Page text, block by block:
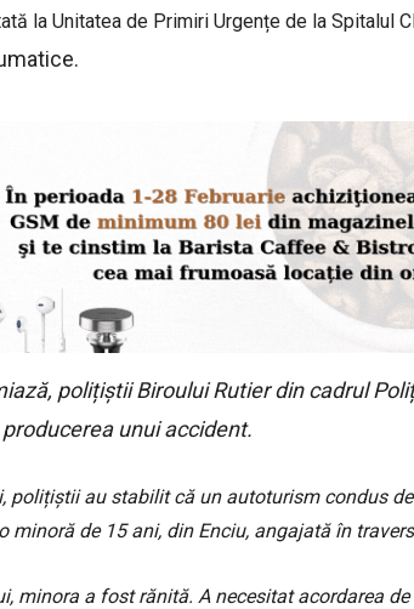
la Unitatea de Primiri Urgențe de la Spitalul
polițiștii Biroului Rutier din cadrul
unui accident.
polițiștii au stabilit că un autoturism condus
minoră de 15 ani, din Enciu, angajată în
minora a fost rănită. A necesitatacordarea de